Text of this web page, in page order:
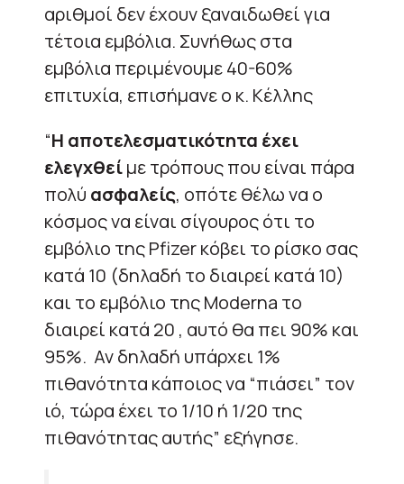
αριθμοί δεν έχουν ξαναιδωθεί για
τέτοια εμβόλια. Συνήθως στα
εμβόλια περιμένουμε 40-60%
επιτυχία, επισήμανε ο κ. Κέλλης
“Η αποτελεσματικότητα έχει
ελεγχθείμε τρόπους που είναι πάρα
πολύ ασφαλείς, οπότε θέλω να ο
κόσμος να είναι σίγουρος ότι το
εμβόλιο της Pfizer κόβει το ρίσκο σας
κατά 10 (δηλαδή το διαιρεί κατά 10)
και το εμβόλιο της Moderna το
διαιρεί κατά 20 , αυτό θα πει 90% και
95%. Αν δηλαδή υπάρχει 1%
πιθανότητα κάποιος να “πιάσει” τον
ιό, τώρα έχει το 1/10 ή 1/20 της
πιθανότητας αυτής” εξήγησε.